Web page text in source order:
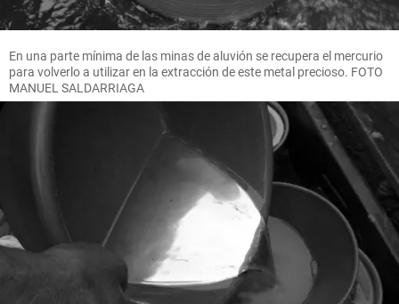
En una parte mínima de las minas de aluvión se recupera el mercurio
para volverlo a utilizar en la extracción de este metal precioso. FOTO
MANUEL SALDARRIAGA